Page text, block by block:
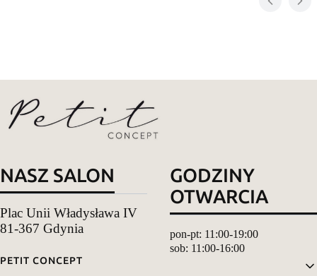
NASZ SALON
Plac Unii Władysława IV
81-367 Gdynia
GODZINY
OTWARCIA
pon-pt: 11:00-19:00
sob: 11:00-16:00
Linki w stopce
PETIT CONCEPT